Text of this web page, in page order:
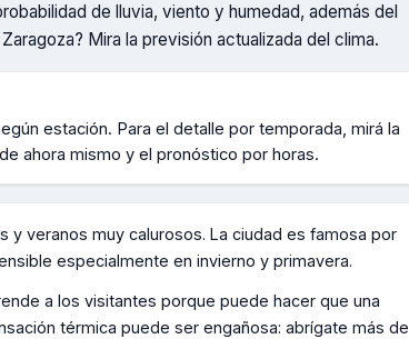
de lluvia, viento y humedad, además del
Zaragoza? Mira la previsión actualizada del clima.
estación. Para el detalle por temporada, mirá la
ahora mismo y el pronóstico por horas.
y veranos muy calurosos. La ciudad es famosa por
especialmente en invierno y primavera.
a los visitantes porque puede hacer que una
térmica puede ser engañosa: abrígate más de